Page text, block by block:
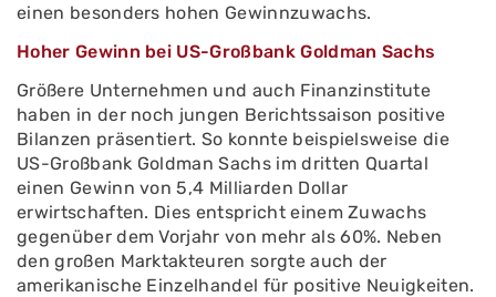
einen besonders hohen Gewinnzuwachs.
Hoher Gewinn bei US-Großbank Goldman Sachs
Größere Unternehmen und auch Finanzinstitute
haben in der noch jungen Berichtssaison positive
Bilanzen präsentiert. So konnte beispielsweise die
US-Großbank Goldman Sachs im dritten Quartal
einen Gewinn von 5,4 Milliarden Dollar
erwirtschaften. Dies entspricht einem Zuwachs
gegenüber dem Vorjahr von mehr als 60%. Neben
den großen Marktakteuren sorgte auch der
amerikanische Einzelhandel für positive Neuigkeiten.